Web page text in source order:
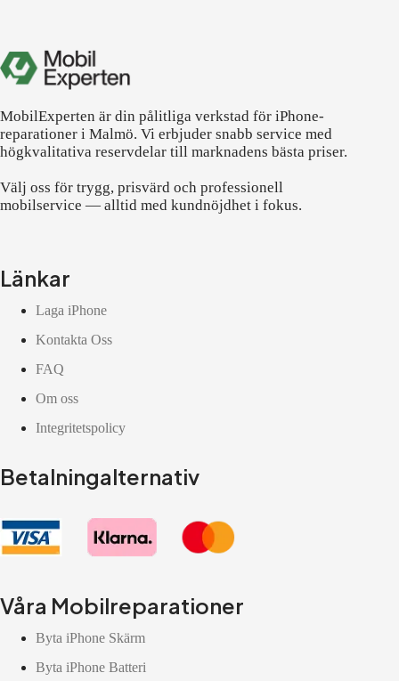
MobilExperten är din pålitliga verkstad för iPhone-
reparationer i Malmö. Vi erbjuder snabb service med
högkvalitativa reservdelar till marknadens bästa priser.
Välj oss för trygg, prisvärd och professionell
mobilservice — alltid med kundnöjdhet i fokus.
Länkar
Laga iPhone
Kontakta Oss
FAQ
Om oss
Integritetspolicy
Betalningalternativ
Våra Mobilreparationer
Byta iPhone Skärm
Byta iPhone Batteri